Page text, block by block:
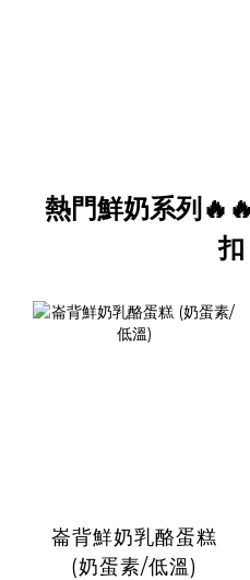
熱門鮮奶系列
扣
崙背鮮奶乳酪蛋糕
(奶蛋素/低溫)